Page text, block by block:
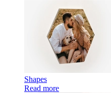
Shapes
Read more